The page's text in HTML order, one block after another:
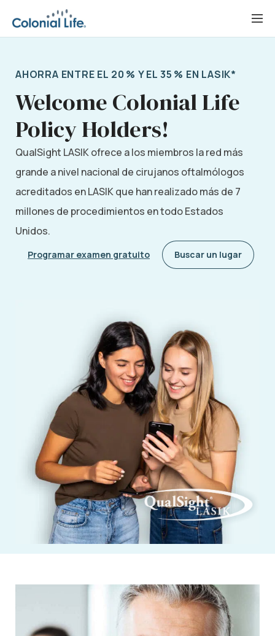
AHORRA ENTRE EL 20 % Y EL 35 % EN LASIK*
Welcome Colonial Life
Policy Holders!
QualSight LASIK ofrece a los miembros la red más
grande a nivel nacional de cirujanos oftalmólogos
acreditados en LASIK que han realizado más de 7
millones de procedimientos en todo Estados
Unidos.
Programar examen gratuito Buscar un lugar